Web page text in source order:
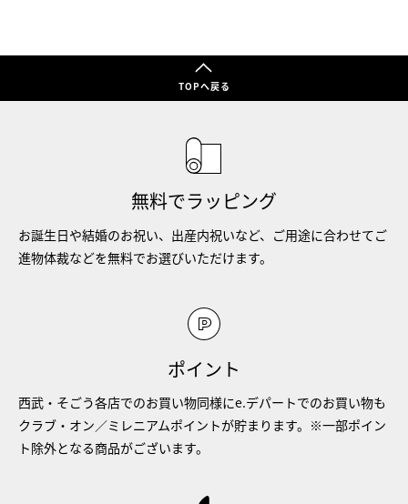
TOPへ戻る
無料でラッピング
お誕生日や結婚のお祝い、出産内祝いなど、ご用途に合わせてご
進物体裁などを無料でお選びいただけます。
ポイント
西武・そごう各店でのお買い物同様にe.デパートでのお買い物も
クラブ・オン／ミレニアムポイントが貯まります。※一部ポイン
ト除外となる商品がございます。